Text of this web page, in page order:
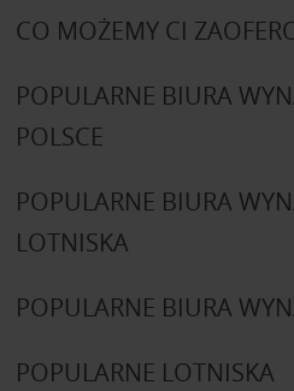
CO MOŻEMY CI
POPULARNE BIURA
POLSCE
POPULARNE BIURA
LOTNISKA
POPULARNE BIURA
POPULARNE LOTNISKA